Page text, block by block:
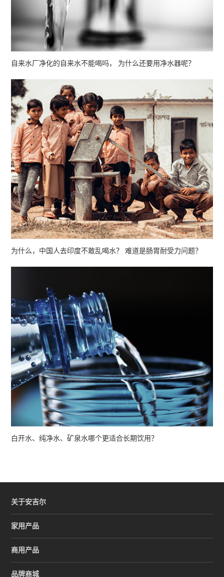
自来水厂净化的自来水不能喝吗， 为什么还要用净水器呢？
为什么，中国人去印度不敢乱喝水？ 难道是肠胃耐受力问题？
白开水、纯净水、矿泉水哪个更适合长期饮用？
关于安吉尔
家用产品
商用产品
品牌商城